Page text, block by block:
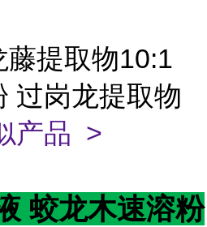
藤提取物10:1
过岗龙提取物
产品 >
蛟龙木速溶粉